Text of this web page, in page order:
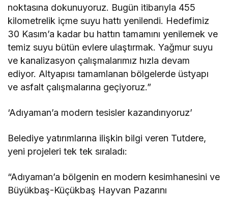
noktasına dokunuyoruz. Bugün itibarıyla 455
kilometrelik içme suyu hattı yenilendi. Hedefimiz
30 Kasım’a kadar bu hattın tamamını yenilemek ve
temiz suyu bütün evlere ulaştırmak. Yağmur suyu
ve kanalizasyon çalışmalarımız hızla devam
ediyor. Altyapısı tamamlanan bölgelerde üstyapı
ve asfalt çalışmalarına geçiyoruz.”
‘Adıyaman’a modern tesisler kazandırıyoruz’
Belediye yatırımlarına ilişkin bilgi veren Tutdere,
yeni projeleri tek tek sıraladı:
“Adıyaman’a bölgenin en modern kesimhanesini ve
Büyükbaş-Küçükbaş Hayvan Pazarını